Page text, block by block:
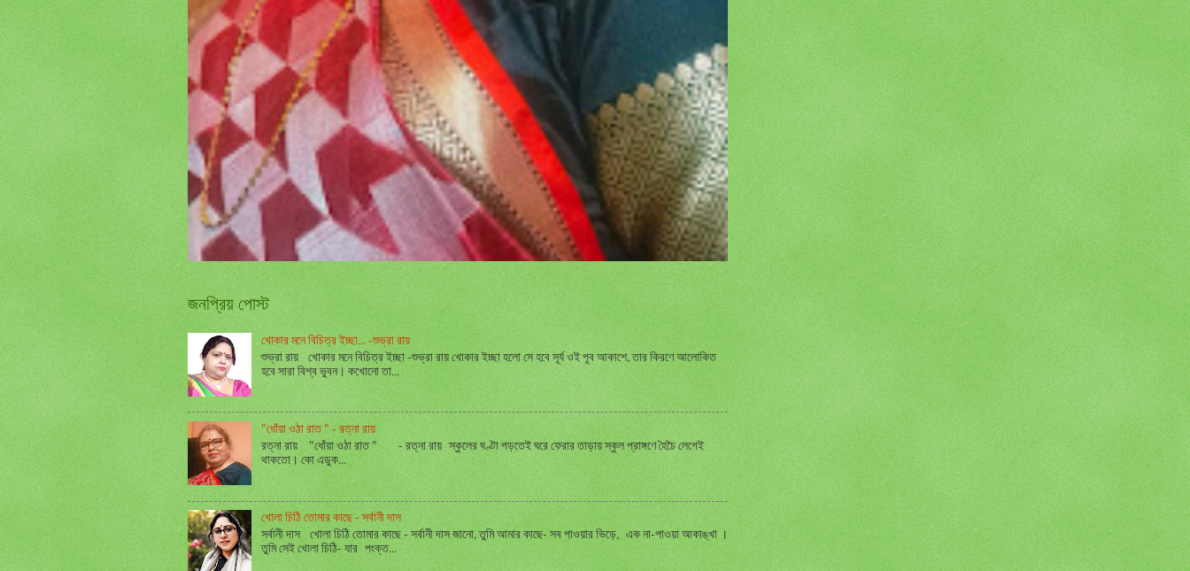
জনপ্রিয় পোস্ট
খোকার মনে বিচিত্র ইচ্ছা... -শুভ্রা রায়
শুভ্রা রায় খোকার মনে বিচিত্র ইচ্ছা -শুভ্রা রায় খোকার ইচ্ছা হলো সে হবে সূর্য ওই পূব আকাশে, তার কিরণে আলোকিত
হবে সারা বিশ্ব ভুবন। কখোনো তা...
"ধোঁয়া ওঠা রাত " - রত্না রায়
রত্না রায় "ধোঁয়া ওঠা রাত " - রত্না রায় স্কুলের ঘণ্টা পড়তেই ঘরে ফেরার তাড়ায় স্কুল প্রাঙ্গণে হৈচৈ লেগেই
থাকতো। কো এডুক...
খোলা চিঠি তোমার কাছে - সর্বানী দাস
সর্বানী দাস খোলা চিঠি তোমার কাছে - সর্বানী দাস জানো, তুমি আমার কাছে- সব পাওয়ার ভিড়ে, এক না-পাওয়া আকাঙ্খা ।
তুমি সেই খোলা চিঠি- যার পংক্ত...